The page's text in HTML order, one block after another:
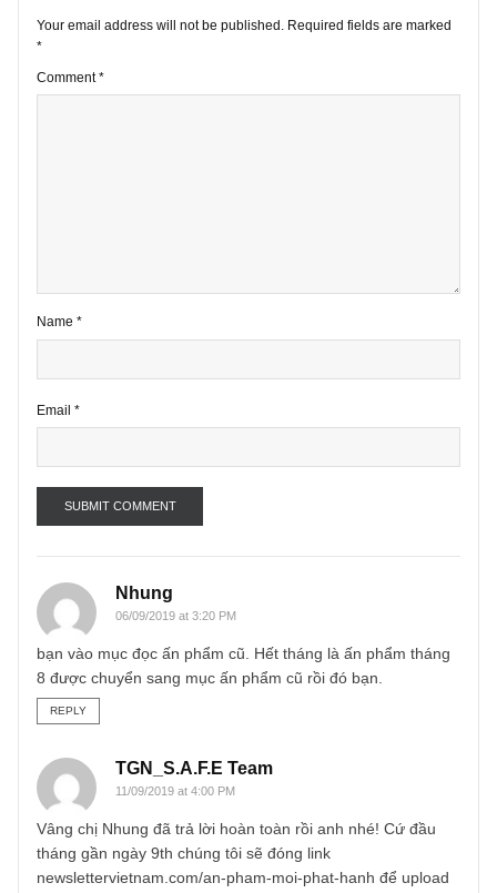
2 comments
Name*
Nhung
06/09/2019 at 3:20 PM
bạn vào mục đọc ấn phẩm cũ. Hết tháng là ấn phẩm
8 được chuyển sang mục ấn phẩm cũ rồi đó bạn.